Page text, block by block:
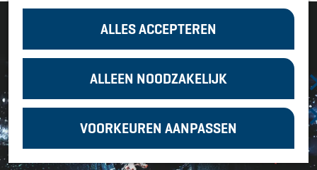
ALLES ACCEPTEREN
ALLEEN NOODZAKELIJK
VOORKEUREN AANPASSEN
m
e
p
a
g
e
In en om Alphen
Kleuren van de
toren
VOOR
ONDERNEMERS